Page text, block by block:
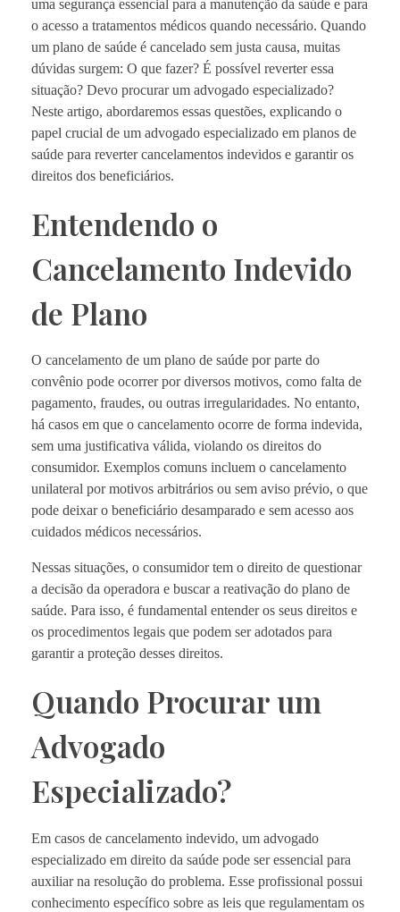
uma segurança essencial para a manutenção da saúde e para
o acesso a tratamentos médicos quando necessário. Quando
um plano de saúde é cancelado sem justa causa, muitas
dúvidas surgem: O que fazer? É possível reverter essa
situação? Devo procurar um advogado especializado?
Neste artigo, abordaremos essas questões, explicando o
papel crucial de um advogado especializado em planos de
saúde para reverter cancelamentos indevidos e garantir os
direitos dos beneficiários.
Entendendo o
Cancelamento Indevido
de Plano
O cancelamento de um plano de saúde por parte do
convênio pode ocorrer por diversos motivos, como falta de
pagamento, fraudes, ou outras irregularidades. No entanto,
há casos em que o cancelamento ocorre de forma indevida,
sem uma justificativa válida, violando os direitos do
consumidor. Exemplos comuns incluem o cancelamento
unilateral por motivos arbitrários ou sem aviso prévio, o que
pode deixar o beneficiário desamparado e sem acesso aos
cuidados médicos necessários.
Nessas situações, o consumidor tem o direito de questionar
a decisão da operadora e buscar a reativação do plano de
saúde. Para isso, é fundamental entender os seus direitos e
os procedimentos legais que podem ser adotados para
garantir a proteção desses direitos.
Quando Procurar um
Advogado
Especializado?
Em casos de cancelamento indevido, um advogado
especializado em direito da saúde pode ser essencial para
auxiliar na resolução do problema. Esse profissional possui
conhecimento específico sobre as leis que regulamentam os